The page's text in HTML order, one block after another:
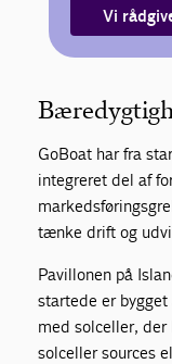
Vi
GoBoat har fra
integreret del af
tænke drift og
Pavillonen på
startede er
med solceller,
solceller sources